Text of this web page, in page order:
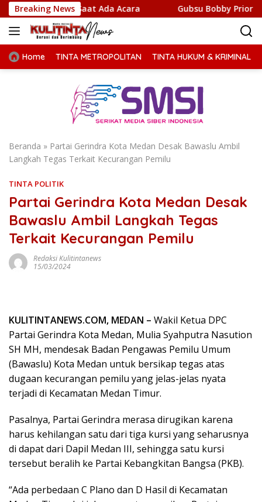
Langsung
ke
konten
Breaking News
Saat Ada Acara Gubsu Bobby Prioritaskan
Home TINTA METROPOLITAN TINTA HUKUM & KRIMINAL
Beranda » Partai Gerindra Kota Medan Desak Bawaslu Ambil
Langkah Tegas Terkait Kecurangan Pemilu
TINTA POLITIK
Partai Gerindra Kota Medan Desak
Bawaslu Ambil Langkah Tegas
Terkait Kecurangan Pemilu
Redaksi Kulitintanews
15/03/2024
KULITINTANEWS.COM, MEDAN – Wakil Ketua DPC
Partai Gerindra Kota Medan, Mulia Syahputra Nasution
SH MH, mendesak Badan Pengawas Pemilu Umum
(Bawaslu) Kota Medan untuk bersikap tegas atas
dugaan kecurangan pemilu yang jelas-jelas nyata
terjadi di Kecamatan Medan Timur.
Pasalnya, Partai Gerindra merasa dirugikan karena
harus kehilangan satu dari tiga kursi yang seharusnya
di dapat dari Dapil Medan III, sehingga satu kursi
tersebut beralih ke Partai Kebangkitan Bangsa (PKB).
“Ada perbedaan C Plano dan D Hasil di Kecamatan